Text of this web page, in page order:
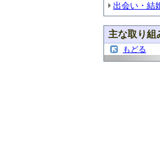
出会い・結
主な取り組
もどる